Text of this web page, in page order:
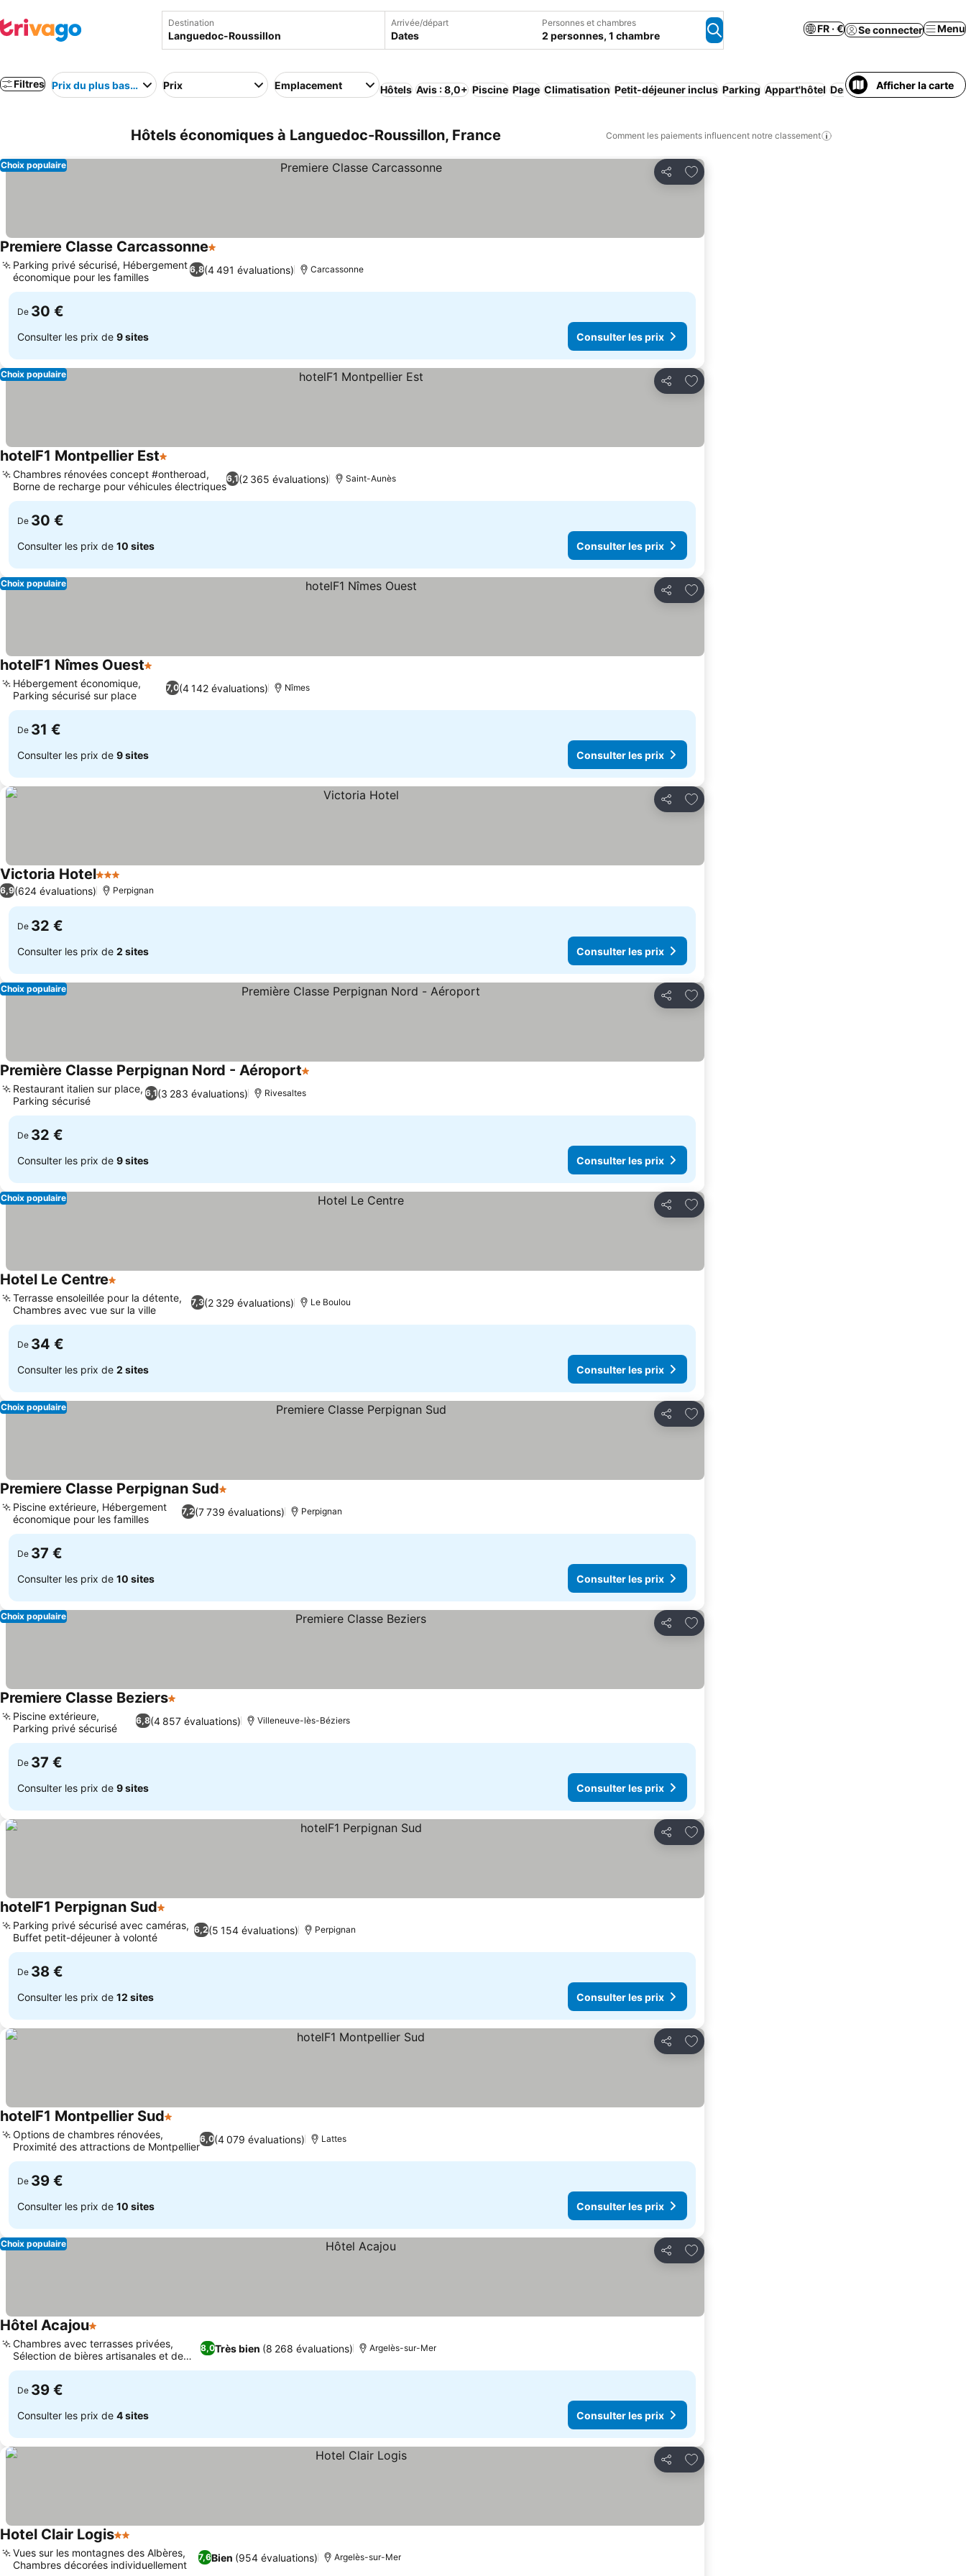
Destination Arrivée/départ
Dates
Personnes et chambres
2 personnes, 1 chambre
FR · € Se connecter Menu
Filtres Prix du plus bas au plus élevé
Prix Emplacement Hôtels Avis : 8,0+ Piscine Plage Climatisation Petit-déjeuner inclus Parking Appart'hôtel Demi-pension Maison/
Afficher la carte
Hôtels économiques à Languedoc-Roussillon, France Comment les paiements influencent notre classement
Partager
Ajouter à mes favoris
Choix populaire
Premiere Classe Carcassonne1 Étoiles
6,8(4 491 évaluations)
Parking privé sécurisé, Hébergement
économique pour les familles
Carcassonne
De 30 €
Consulter les prix de 9 sites Consulter les prix
Partager
Ajouter à mes favoris
Choix populaire
hotelF1 Montpellier Est1 Étoiles
6,1(2 365 évaluations)
Chambres rénovées concept #ontheroad,
Borne de recharge pour véhicules électriques
Saint-Aunès
De 30 €
Consulter les prix de 10 sites Consulter les prix
Partager
Ajouter à mes favoris
Choix populaire
hotelF1 Nîmes Ouest1 Étoiles
7,0(4 142 évaluations)
Hébergement économique,
Parking sécurisé sur place
Nîmes
De 31 €
Consulter les prix de 9 sites Consulter les prix
Partager
Ajouter à mes favoris
Victoria Hotel3 Étoiles
6,9(624 évaluations) Perpignan
De 32 €
Consulter les prix de 2 sites Consulter les prix
Partager
Ajouter à mes favoris
Choix populaire
Première Classe Perpignan Nord - Aéroport1 Étoiles
6,1(3 283 évaluations)
Restaurant italien sur place,
Parking sécurisé
Rivesaltes
De 32 €
Consulter les prix de 9 sites Consulter les prix
Partager
Ajouter à mes favoris
Choix populaire
Hotel Le Centre1 Étoiles
7,3(2 329 évaluations)
Terrasse ensoleillée pour la détente,
Chambres avec vue sur la ville
Le Boulou
De 34 €
Consulter les prix de 2 sites Consulter les prix
Partager
Ajouter à mes favoris
Choix populaire
Premiere Classe Perpignan Sud1 Étoiles
7,2(7 739 évaluations)
Piscine extérieure, Hébergement
économique pour les familles
Perpignan
De 37 €
Consulter les prix de 10 sites Consulter les prix
Partager
Ajouter à mes favoris
Choix populaire
Premiere Classe Beziers1 Étoiles
6,8(4 857 évaluations)
Piscine extérieure,
Parking privé sécurisé
Villeneuve-lès-Béziers
De 37 €
Consulter les prix de 9 sites Consulter les prix
Partager
Ajouter à mes favoris
hotelF1 Perpignan Sud1 Étoiles
6,2(5 154 évaluations)
Parking privé sécurisé avec caméras,
Buffet petit-déjeuner à volonté
Perpignan
De 38 €
Consulter les prix de 12 sites Consulter les prix
Partager
Ajouter à mes favoris
hotelF1 Montpellier Sud1 Étoiles
6,0(4 079 évaluations)
Options de chambres rénovées,
Proximité des attractions de Montpellier
Lattes
De 39 €
Consulter les prix de 10 sites Consulter les prix
Partager
Ajouter à mes favoris
Choix populaire
Hôtel Acajou1 Étoiles
8,0Très bien (8 268 évaluations)
Chambres avec terrasses privées,
Sélection de bières artisanales et de
vins locaux
Argelès-sur-Mer
De 39 €
Consulter les prix de 4 sites Consulter les prix
Partager
Ajouter à mes favoris
Hotel Clair Logis2 Étoiles
7,6Bien (954 évaluations)
Vues sur les montagnes des Albères,
Chambres décorées individuellement
Argelès-sur-Mer